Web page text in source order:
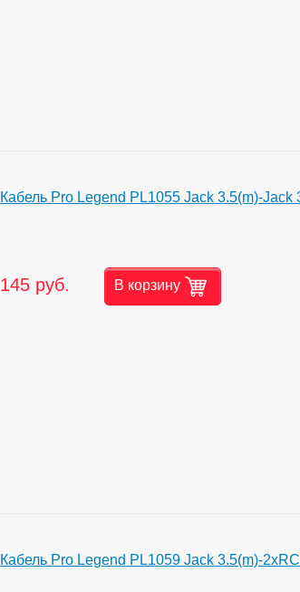
Кабель Pro Legend PL1055 Jack 3.5(m)-Jack
145 руб. В корзину
Кабель Pro Legend PL1059 Jack 3.5(m)-